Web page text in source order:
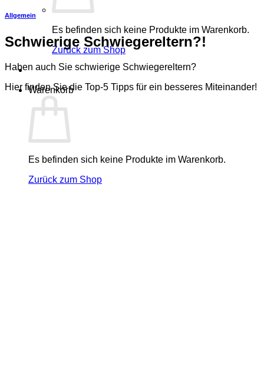
Es befinden sich keine Produkte im Warenkorb.
Zurück zum Shop
Warenkorb
Es befinden sich keine Produkte im Warenkorb.
Zurück zum Shop
Allgemein
Schwierige Schwiegereltern?!
Haben auch Sie schwierige Schwiegereltern?
Hier finden Sie die Top-5 Tipps für ein besseres Miteinander!